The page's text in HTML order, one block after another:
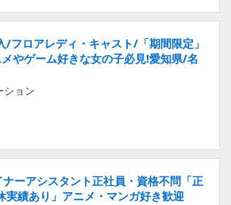
/フロアレディ・キャスト/「期間限定」
やゲーム好きな女の子必見!愛知県/名
ション
ーアシスタント正社員・資格不問「正
績あり」アニメ・マンガ好き歓迎